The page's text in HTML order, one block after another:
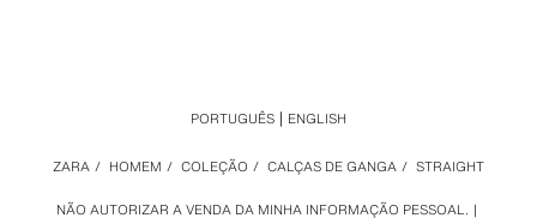
NÃO AUTORIZAR A VENDA DA MINHA INFORMAÇÃO PESSOAL.
ZARA / HOMEM / COLEÇÃO / CALÇAS DE GANGA / STRAIGHT
PORTUGUÊS ENGLISH